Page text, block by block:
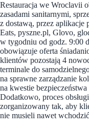
Restauracja we Wroclavii
zasadami sanitarnymi,
z dostawą, przez
Eats, pyszne.pl, Glovo,
w tygodniu od godz. 9:00
obowiązuje oferta
klientów pozostają 4
terminale do
na sprawne zarządzanie
na kwestie
Dodatkowo, proces
zorganizowany tak, aby
nie musieli nawet